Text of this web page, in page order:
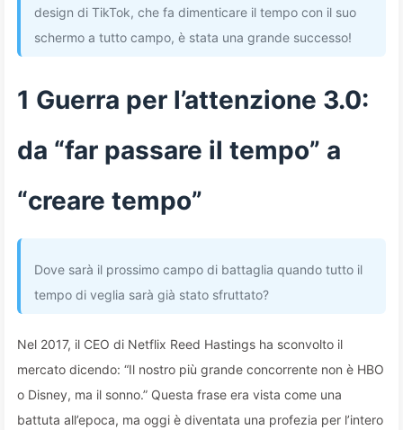
design di TikTok, che fa dimenticare il tempo con il suo
schermo a tutto campo, è stata una grande successo!
1 Guerra per l’attenzione 3.0:
da “far passare il tempo” a
“creare tempo”
Dove sarà il prossimo campo di battaglia quando tutto il
tempo di veglia sarà già stato sfruttato?
Nel 2017, il CEO di Netflix Reed Hastings ha sconvolto il
mercato dicendo: “Il nostro più grande concorrente non è HBO
o Disney, ma il sonno.” Questa frase era vista come una
battuta all’epoca, ma oggi è diventata una profezia per l’intero